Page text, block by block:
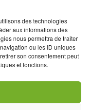
des technologies
aux informations des
nous permettra de traiter
ou les ID uniques
son consentement peut
et fonctions.